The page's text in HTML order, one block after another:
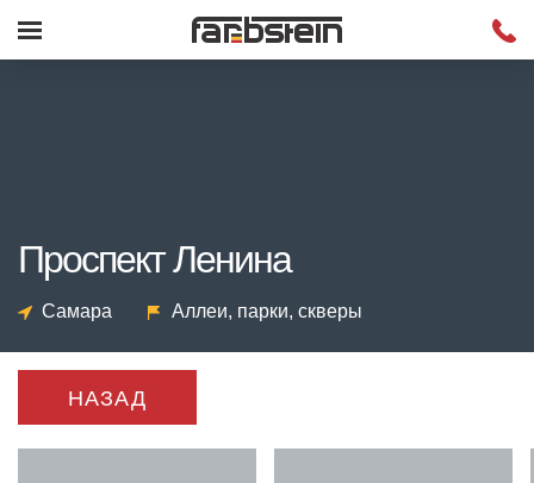
Проспект Ленина
Самара Аллеи, парки, скверы
НАЗАД